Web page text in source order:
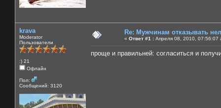
krava
Moderator
Пользователи
:) 21
Офлайн
Пол:
Сообщений: 3120
Re: Мужчинам отказывать
« Ответ #1 : Апреля 08, 2010, 07:56:07
проще и правильней: согласиться и